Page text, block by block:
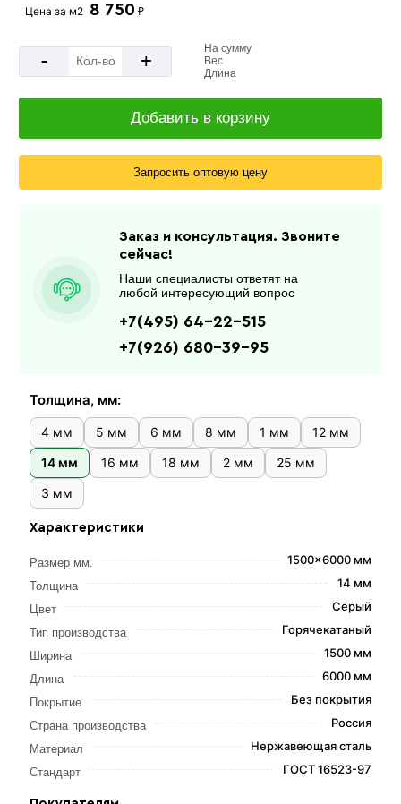
Толщина, мм:
4 мм 5 мм 6 мм 8 мм 1 мм
12 мм
14 мм
16 мм 18 мм 2 мм
25 мм
3 мм
Характеристики
Размер мм. 1500x6000 мм
Толщина 14 мм
Цвет Серый
Тип производства Горячекатаный
Ширина 1500 мм
Длина 6000 мм
Покрытие Без покрытия
Страна производства Россия
Материал Нержавеющая сталь
Стандарт ГОСТ 16523-97
Цена за м2 8 750 ₽
- +
На сумму
Вес
Длина
Добавить в корзину
Запросить оптовую цену
Заказ и консультация. Звоните
сейчас!
Наши специалисты ответят на
любой интересующий вопрос
+7(495) 64-22-515
+7(926) 680-39-95